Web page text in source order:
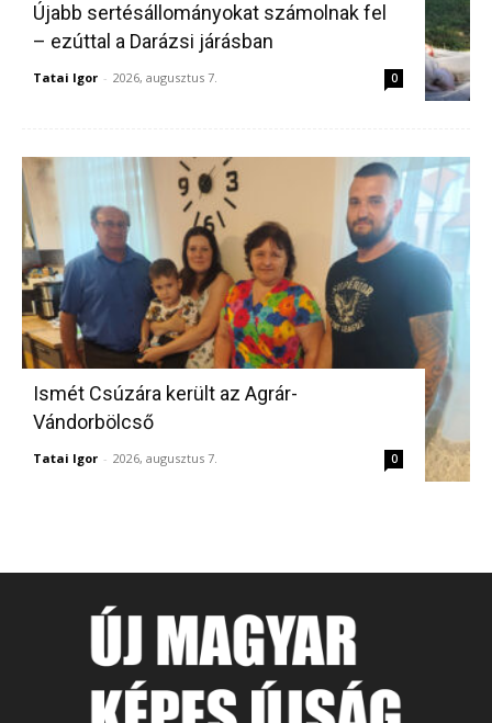
Újabb sertésállományokat számolnak fel
– ezúttal a Darázsi járásban
Tatai Igor - 2026, augusztus 7. 0
Ismét Csúzára került az Agrár-
Vándorbölcső
Tatai Igor - 2026, augusztus 7. 0